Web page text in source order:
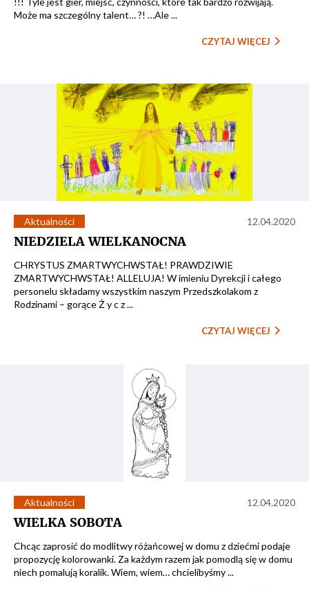
Może ma szczególny talent… ?! …Ale ...
CZYTAJ WIĘCEJ
Aktualności 12.04.2020
NIEDZIELA WIELKANOCNA
CHRYSTUS ZMARTWYCHWSTAŁ! PRAWDZIWIE
ZMARTWYCHWSTAŁ! ALLELUJA! W imieniu Dyrekcji i całego
personelu składamy wszystkim naszym Przedszkolakom z
Rodzinami – gorące Ż y c z ...
CZYTAJ WIĘCEJ
Aktualności 12.04.2020
WIELKA SOBOTA
Chcąc zaprosić do modlitwy różańcowej w domu z dziećmi podaje
propozycję kolorowanki. Za każdym razem jak pomodlą się w domu
niech pomalują koralik. Wiem, wiem… chcielibyśmy ...